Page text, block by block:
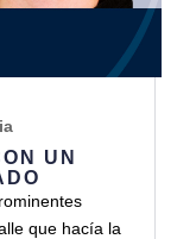
UN
que hacía la